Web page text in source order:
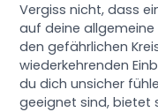
Vergiss nicht, dass
auf deine
den gefährlichen
wiederkehrenden
du dich unsicher
geeignet sind, bietet